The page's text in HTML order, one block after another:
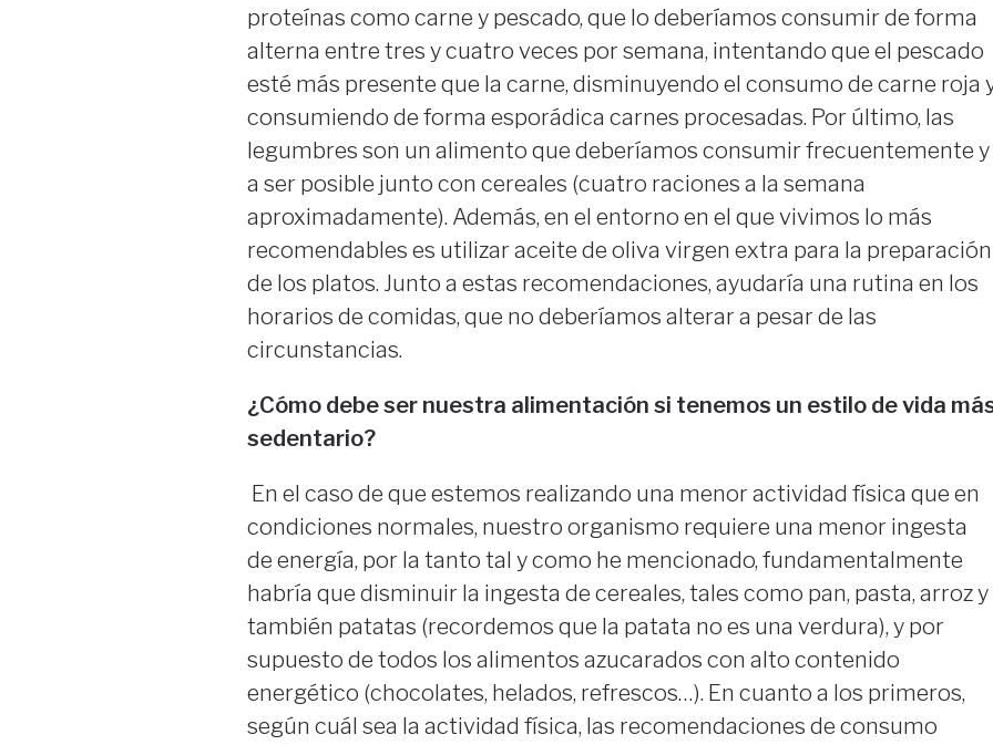
proteínas como carne y pescado, que lo deberíamos consumir de forma
alterna entre tres y cuatro veces por semana, intentando que el pescado
esté más presente que la carne, disminuyendo el consumo de carne roja
consumiendo de forma esporádica carnes procesadas. Por último, las
legumbres son un alimento que deberíamos consumir frecuentemente y
a ser posible junto con cereales (cuatro raciones a la semana
aproximadamente). Además, en el entorno en el que vivimos lo más
recomendables es utilizar aceite de oliva virgen extra para la preparación
de los platos. Junto a estas recomendaciones, ayudaría una rutina en los
horarios de comidas, que no deberíamos alterar a pesar de las
circunstancias.
¿Cómo debe ser nuestra alimentación si tenemos un estilo de vida
sedentario?
En el caso de que estemos realizando una menor actividad física que en
condiciones normales, nuestro organismo requiere una menor ingesta
de energía, por la tanto tal y como he mencionado, fundamentalmente
habría que disminuir la ingesta de cereales, tales como pan, pasta, arroz y
también patatas (recordemos que la patata no es una verdura), y por
supuesto de todos los alimentos azucarados con alto contenido
energético (chocolates, helados, refrescos…). En cuanto a los primeros,
según cuál sea la actividad física, las recomendaciones de consumo